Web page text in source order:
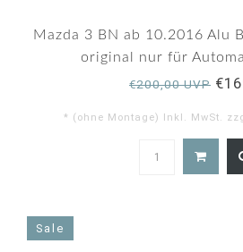
Mazda 3 BN ab 10.2016 Alu
original nur für
€200,00 UVP
* (ohne Montage) Inkl. MwSt.
Sale